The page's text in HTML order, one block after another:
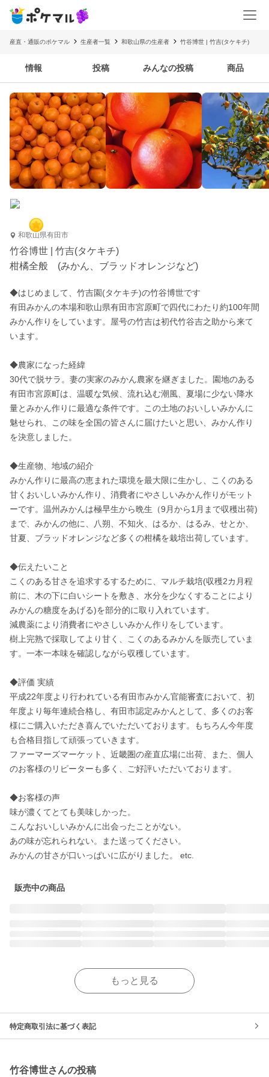
産直・通販のポケマル 生産者一覧 和歌山県の生産者 竹谷博世 | 竹吉(タケキチ)
情報 投稿 みんなの投稿 商品
和歌山県有田市
竹谷博世 | 竹吉(タケキチ)
柑橘全般 (みかん、ブラッドオレンジなど)
◆はじめまして、竹吉園(タケキチ)の竹谷博世です
有田みかんの本場和歌山県有田市宮原町で四代にわたり約100年間
みかん作りをしています。屋号の竹吉は初代竹谷吉之助から来て
います。
◆農家になった経緯
30代で脱サラ。妻の実家のみかん農家を継ぎました。園地のある
有田市宮原町は、温暖な気候、流れ込む潮風、夏場に少ない降水
量とみかん作りに最適な条件です。この土地のおいしいみかんに
魅せられ、この味を全国の皆さんに届けたいと思い、みかん作り
を決意しました。
◆生産物、地域の紹介
みかん作りに最高の恵まれた環境を最大限に生かし、こくのある
甘くおいしいみかん作り、消費者にやさしいみかん作りがモット
ーです。温州みかんは極早生から晩生（9月から1月まで収穫出荷)
まで、みかんの他に、八朔、不知火、はるか、はるみ、せとか、
甘夏、ブラッドオレンジなど多くの柑橘を栽培出荷しています。
◆伝えたいこと
こくのある甘さを追求するするために、マルチ栽培(収穫2カ月程
前に、木の下に白いシートを敷き、水分を少なくすることにより
みかんの糖度をあげる)を部分的に取り入れています。
減農薬により消費者にやさしいみかん作りをしています。
樹上完熟で採取してより甘く、こくのあるみかんを販売していま
す。一本一本味を確認しながら収穫しています。
◆評価 実績
平成22年度より行われている有田市みかん官能審査において、初
年度より毎年連続合格し、有田市認定みかんとして、多くのお客
様にご購入いただき喜んでいただいております。もちろん今年度
も合格目指して頑張っていきます。
ファーマーズマーケット、近畿圏の産直広場に出荷、また、個人
のお客様のリピーターも多く、ご好評いただいております。
◆お客様の声
味が濃くてとても美味しかった。
こんなおいしいみかんに出会ったことがない。
あの味が忘れられない。また送ってください。
みかんの甘さが口いっぱいに広がりました。 etc.
販売中の商品
もっと見る
特定商取引法に基づく表記
竹谷博世さんの投稿